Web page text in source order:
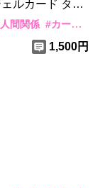
ルカード タロ
人間関係 #カード・水晶
1,500円